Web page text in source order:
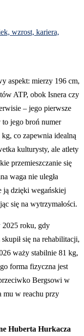
wzrost, kariera,
aspekt: mierzy 196 cm,
ATP, obok Isnera czy
– jego pierwsze
to jego broń numer
co zapewnia idealną
kulturysty, ale atlety
przemieszczanie się
waga nie uległa
ją dzięki wegańskiej
się na wytrzymałości.
2025 roku, gdy
się na rehabilitacji,
waży stabilnie 81 kg,
forma fizyczna jest
Bergsowi w
mu w reachu przy
Huberta Hurkacza